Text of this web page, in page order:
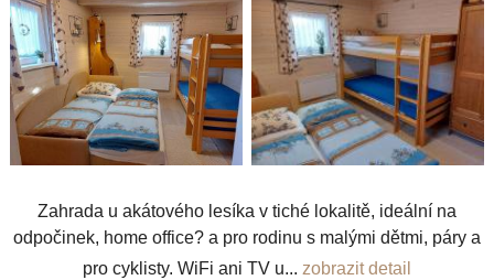
Zahrada u akátového lesíka v tiché lokalitě, ideální na
odpočinek, home office? a pro rodinu s malými dětmi, páry a
pro cyklisty. WiFi ani TV u... zobrazit detail